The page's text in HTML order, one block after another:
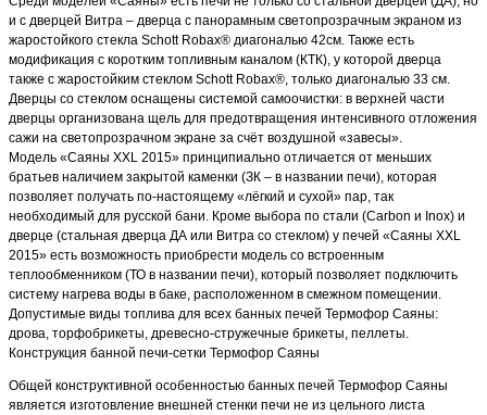
и с дверцей Витра – дверца с панорамным светопрозрачным экраном из
жаростойкого стекла Schott Robax® диагональю 42см. Также есть
модификация с коротким топливным каналом (КТК), у которой дверца
также с жаростойким стеклом Schott Robax®, только диагональю 33 см.
Дверцы со стеклом оснащены системой самоочистки: в верхней части
дверцы организована щель для предотвращения интенсивного отложения
сажи на светопрозрачном экране за счёт воздушной «завесы».
Модель «Саяны XXL 2015» принципиально отличается от меньших
братьев наличием закрытой каменки (ЗК – в названии печи), которая
позволяет получать по-настоящему «лёгкий и сухой» пар, так
необходимый для русской бани. Кроме выбора по стали (Carbon и Inox) и
дверце (стальная дверца ДА или Витра со стеклом) у печей «Саяны XXL
2015» есть возможность приобрести модель со встроенным
теплообменником (ТО в названии печи), который позволяет подключить
систему нагрева воды в баке, расположенном в смежном помещении.
Допустимые виды топлива для всех банных печей Термофор Саяны:
дрова, торфобрикеты, древесно-стружечные брикеты, пеллеты.
Конструкция банной печи-сетки Термофор Саяны
Общей конструктивной особенностью банных печей Термофор Саяны
является изготовление внешней стенки печи не из цельного листа